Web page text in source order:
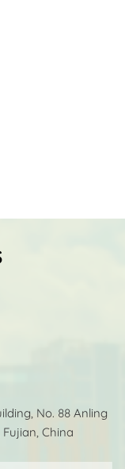
No. 88 Anling
China